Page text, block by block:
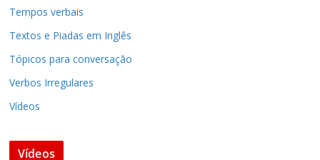
Tempos verbais
Textos e Piadas em Inglês
Tópicos para conversação
Verbos Irregulares
Vídeos
Vídeos